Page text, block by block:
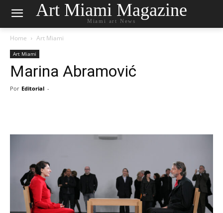
Art Miami Magazine
Miami art News
Home Art Miami
Art Miami
Marina Abramović
Por Editorial -